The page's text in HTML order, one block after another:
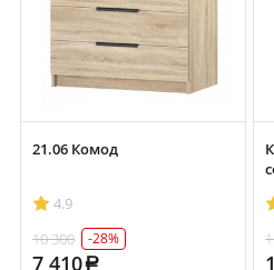
21.06 Комод
4.9
10 300
-28%
7 410